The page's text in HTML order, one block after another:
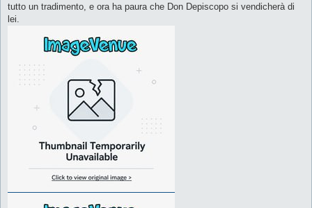
tutto un tradimento, e ora ha paura che Don Depiscopo si vendicherà di
lei.